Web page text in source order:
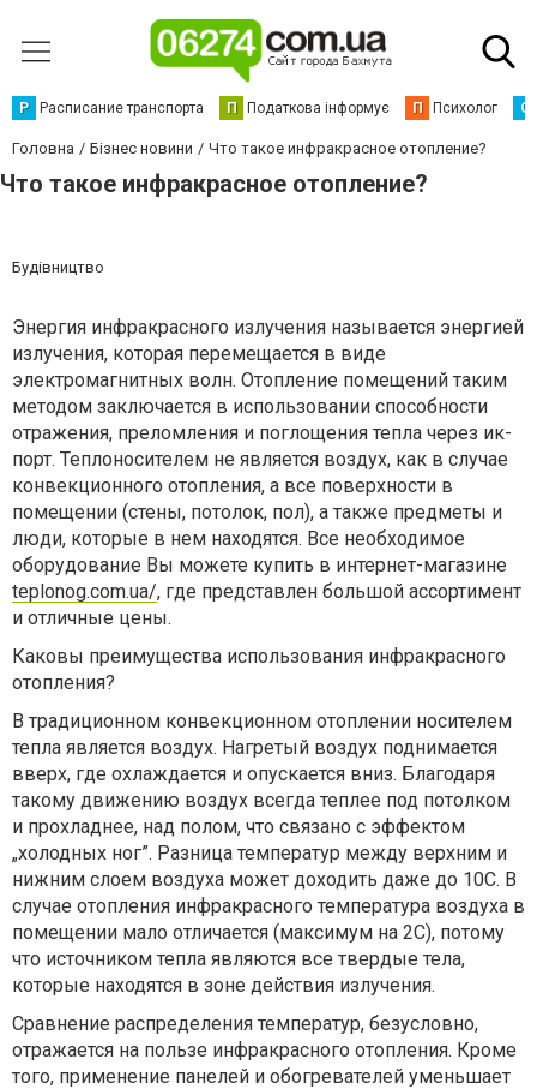
Р Расписание транспорта П Податкова інформує П Психолог С
Головна Бізнес новини Что такое инфракрасное отопление?
Что такое инфракрасное отопление?
Будівництво
Энергия инфракрасного излучения называется энергией
излучения, которая перемещается в виде
электромагнитных волн. Отопление помещений таким
методом заключается в использовании способности
отражения, преломления и поглощения тепла через ик-
порт. Теплоносителем не является воздух, как в случае
конвекционного отопления, а все поверхности в
помещении (стены, потолок, пол), а также предметы и
люди, которые в нем находятся. Все необходимое
оборудование Вы можете купить в интернет-магазине
teplonog.com.ua/, где представлен большой ассортимент
и отличные цены.
Каковы преимущества использования инфракрасного
отопления?
В традиционном конвекционном отоплении носителем
тепла является воздух. Нагретый воздух поднимается
вверх, где охлаждается и опускается вниз. Благодаря
такому движению воздух всегда теплее под потолком
и прохладнее, над полом, что связано с эффектом
„холодных ног”. Разница температур между верхним и
нижним слоем воздуха может доходить даже до 10C. В
случае отопления инфракрасного температура воздуха в
помещении мало отличается (максимум на 2C), потому
что источником тепла являются все твердые тела,
которые находятся в зоне действия излучения.
Сравнение распределения температур, безусловно,
отражается на пользе инфракрасного отопления. Кроме
того, применение панелей и обогревателей уменьшает